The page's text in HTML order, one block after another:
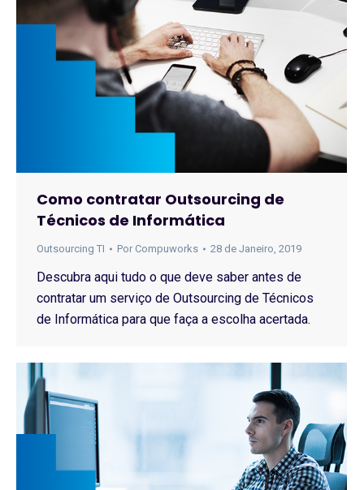
Como contratar Outsourcing de
Técnicos de Informática
Outsourcing TI Por Compuworks 28 de Janeiro, 2019
Descubra aqui tudo o que deve saber antes de
contratar um serviço de Outsourcing de Técnicos
de Informática para que faça a escolha acertada.